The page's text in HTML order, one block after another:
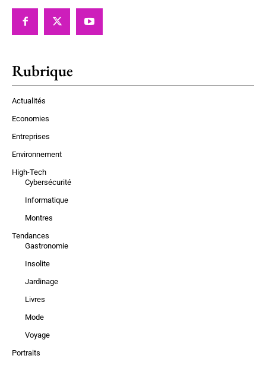
Rubrique
Actualités
Economies
Entreprises
Environnement
High-Tech
Cybersécurité
Informatique
Montres
Tendances
Gastronomie
Insolite
Jardinage
Livres
Mode
Voyage
Portraits